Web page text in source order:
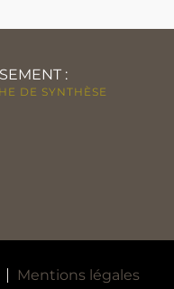
:
DE SYNTHÈSE
Mentions légales